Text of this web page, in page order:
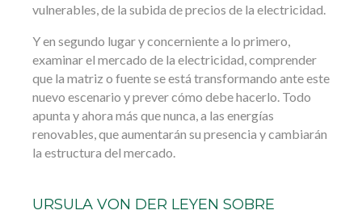
vulnerables, de la subida de precios de la electricidad.
Y en segundo lugar y concerniente a lo primero,
examinar el mercado de la electricidad, comprender
que la matriz o fuente se está transformando ante este
nuevo escenario y prever cómo debe hacerlo. Todo
apunta y ahora más que nunca, a las energías
renovables, que aumentarán su presencia y cambiarán
la estructura del mercado.
URSULA VON DER LEYEN SOBRE